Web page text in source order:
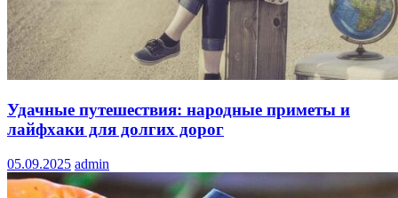
Удачные путешествия: народные приметы и
лайфхаки для долгих дорог
05.09.2025 admin